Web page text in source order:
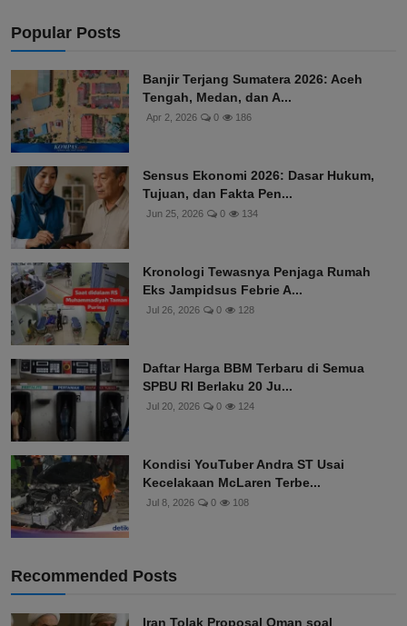
Popular Posts
Banjir Terjang Sumatera 2026: Aceh
Tengah, Medan, dan A...
Apr 2, 2026 0 186
Sensus Ekonomi 2026: Dasar Hukum,
Tujuan, dan Fakta Pen...
Jun 25, 2026 0 134
Kronologi Tewasnya Penjaga Rumah
Eks Jampidsus Febrie A...
Jul 26, 2026 0 128
Daftar Harga BBM Terbaru di Semua
SPBU RI Berlaku 20 Ju...
Jul 20, 2026 0 124
Kondisi YouTuber Andra ST Usai
Kecelakaan McLaren Terbe...
Jul 8, 2026 0 108
Recommended Posts
Iran Tolak Proposal Oman soal